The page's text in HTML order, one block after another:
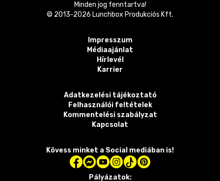
Minden jog fenntartva!
© 2013-2026 Lunchbox Produkciós Kft.
Impresszum
Médiaajánlat
Hírlevél
Karrier
Adatkezelési tájékoztató
Felhasználói feltételek
Kommentelési szabályzat
Kapcsolat
Kövess minket a Social mediában is!
Pályázatok: